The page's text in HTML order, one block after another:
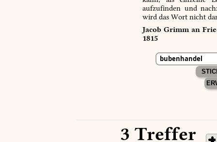
aufzufinden und
wird das Wort nicht
Jacob Grimm an
1815
3 Treffer